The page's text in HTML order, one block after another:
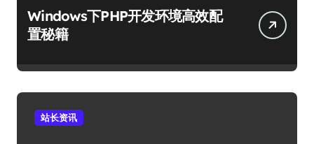
Windows下PHP开发环境高效配
置秘籍
站长资讯